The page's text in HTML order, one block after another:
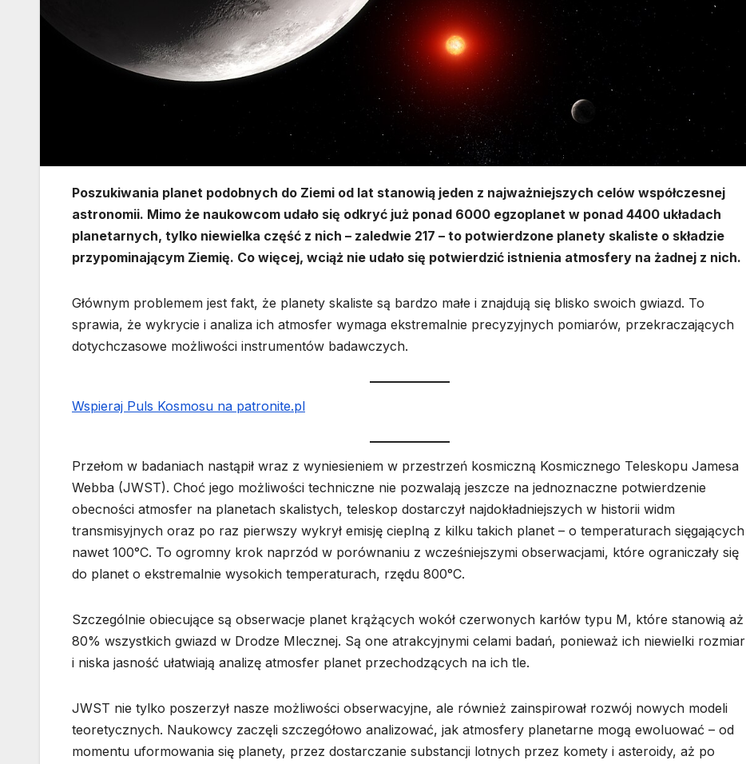
Poszukiwania planet podobnych do Ziemi od lat stanowią jeden z najważniejszych celów współczesnej
astronomii. Mimo że naukowcom udało się odkryć już ponad 6000 egzoplanet w ponad 4400 układach
planetarnych, tylko niewielka część z nich – zaledwie 217 – to potwierdzone planety skaliste o składzie
przypominającym Ziemię. Co więcej, wciąż nie udało się potwierdzić istnienia atmosfery na żadnej z nich.
Głównym problemem jest fakt, że planety skaliste są bardzo małe i znajdują się blisko swoich gwiazd. To
sprawia, że wykrycie i analiza ich atmosfer wymaga ekstremalnie precyzyjnych pomiarów, przekraczających
dotychczasowe możliwości instrumentów badawczych.
Wspieraj Puls Kosmosu na patronite.pl
Przełom w badaniach nastąpił wraz z wyniesieniem w przestrzeń kosmiczną Kosmicznego Teleskopu Jamesa
Webba (JWST). Choć jego możliwości techniczne nie pozwalają jeszcze na jednoznaczne potwierdzenie
obecności atmosfer na planetach skalistych, teleskop dostarczył najdokładniejszych w historii widm
transmisyjnych oraz po raz pierwszy wykrył emisję cieplną z kilku takich planet – o temperaturach sięgających
nawet 100°C. To ogromny krok naprzód w porównaniu z wcześniejszymi obserwacjami, które ograniczały się
do planet o ekstremalnie wysokich temperaturach, rzędu 800°C.
Szczególnie obiecujące są obserwacje planet krążących wokół czerwonych karłów typu M, które stanowią aż
80% wszystkich gwiazd w Drodze Mlecznej. Są one atrakcyjnymi celami badań, ponieważ ich niewielki rozmiar
i niska jasność ułatwiają analizę atmosfer planet przechodzących na ich tle.
JWST nie tylko poszerzył nasze możliwości obserwacyjne, ale również zainspirował rozwój nowych modeli
teoretycznych. Naukowcy zaczęli szczegółowo analizować, jak atmosfery planetarne mogą ewoluować – od
momentu uformowania się planety, przez dostarczanie substancji lotnych przez komety i asteroidy, aż po